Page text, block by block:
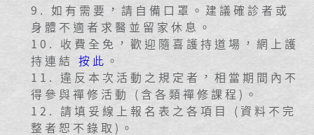
9. 如有需要，請自備口罩。建議確診者或
身體不適者求醫並留家休息。
10. 收費全免，歡迎隨喜護持道場，網上護
持連結按此 。
11. 違反本次活動之規定者，相當期間內不
得參與禪修活動 (含各類禪修課程)。
12. 請填妥線上報名表之各項目 (資料不完
整者恕不錄取)。